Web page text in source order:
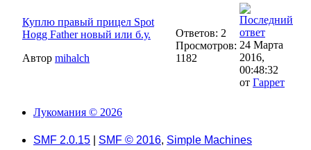
Куплю правый прицел Spot
Hogg Father новый или б.у.
Автор mihalch
Ответов: 2
Просмотров:
1182
24 Марта
2016,
00:48:32
от Гаррет
Лукомания © 2026
SMF 2.0.15 SMF © 2016, Simple Machines